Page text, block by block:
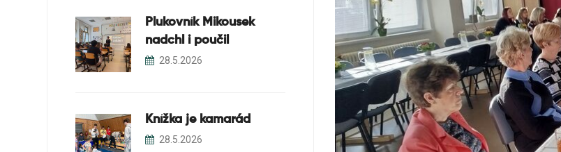
Plukovník Mikousek
nadchl i poučil
28.5.2026
Knížka je kamarád
28.5.2026